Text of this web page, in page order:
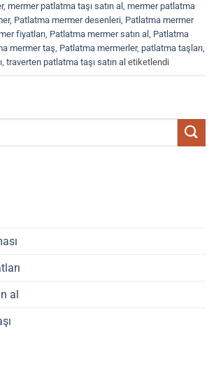
, mermer patlatma taşı satın al , mermer patlatma
, Patlatma mermer desenleri, Patlatma mermer
fiyatları, Patlatma mermer satın al , Patlatma
mermer taş, Patlatma mermerler, patlatma taşları,
, traverten patlatma taşı satın al etiketlendi
al